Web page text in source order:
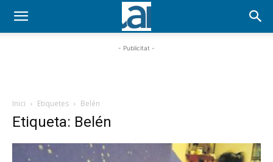
- Publicitat -
Inici Etiquetes Belén
Etiqueta: Belén